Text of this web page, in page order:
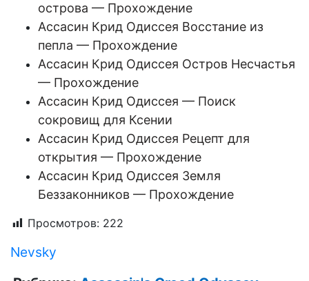
острова — Прохождение
Aссасин Крид Одиссея Восстание из
пепла — Прохождение
Aссасин Крид Одиссея Остров Несчастья
— Прохождение
Aссасин Крид Одиссея — Поиск
сокровищ для Ксении
Aссасин Крид Одиссея Рецепт для
открытия — Прохождение
Aссасин Крид Одиссея Земля
Беззаконников — Прохождение
Просмотров: 222
Nevsky